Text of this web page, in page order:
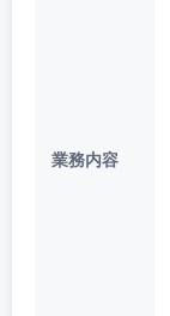
業務内容